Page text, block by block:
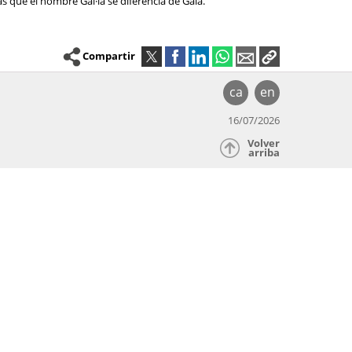
Compartir
ca en
16/07/2026
Volver
arriba